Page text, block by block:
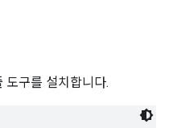
구를 설치합니다.